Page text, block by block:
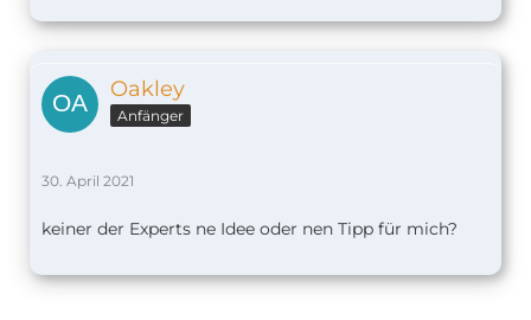
Oakley
Anfänger
30. April 2021
keiner der Experts ne Idee oder nen Tipp für mich?